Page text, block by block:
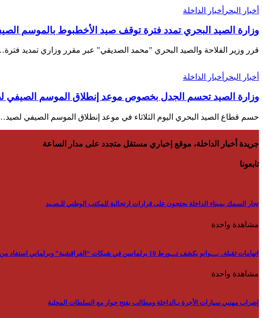
أخبار البحر أخبار الداخلة
وزارة الصيد البحري تمدد فترة توقف صيد الأخطبوط بالموسم
قرر وزير الفلاحة والصيد البحري "محمد الصديقي" عبر مقرر وزاري تمديد
أخبار البحر أخبار الداخلة
وزارة الصيد تحسم الجدل بخصوص موعد إنطلاق الموسم الصيفي
حسم قطاع الصيد البحري اليوم الثلاثاء في موعد إنطلاق الموسم الصيفي
جريدة أخبار الداخلة، موقع إخباري مستقل متجدد على مدار الساعة
تابعونا
تجار السمك بميناء الداخلة يحتجون على قرارات ارتجالية للمكتب الوطني للـصـيد
مشاهدة واحدة
اتهامات ثقيلة.. بـــوانو يكشف تـــورط 10 برلمانيين في شبكات “الفراقشية” وبرلماني استفاد من “بون” ب 15000 الــف رأس
مشاهدة واحدة
إضراب مهنيي سيارات الأجرة بـالداخلة ومطالب بفتح حوار مع السلطات المحلية